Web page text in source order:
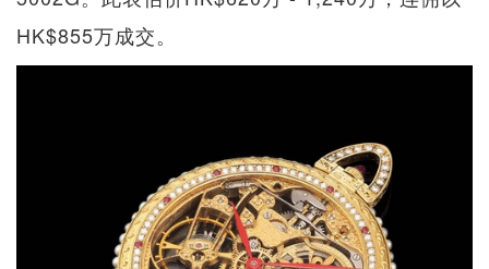
HK$855万成交。